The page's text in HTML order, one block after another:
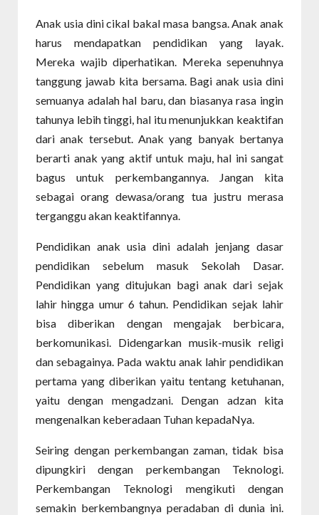
Anak usia dini cikal bakal masa bangsa. Anak anak
harus mendapatkan pendidikan yang layak.
Mereka wajib diperhatikan. Mereka sepenuhnya
tanggung jawab kita bersama. Bagi anak usia dini
semuanya adalah hal baru, dan biasanya rasa ingin
tahunya lebih tinggi, hal itu menunjukkan keaktifan
dari anak tersebut. Anak yang banyak bertanya
berarti anak yang aktif untuk maju, hal ini sangat
bagus untuk perkembangannya. Jangan kita
sebagai orang dewasa/orang tua justru merasa
terganggu akan keaktifannya.
Pendidikan anak usia dini adalah jenjang dasar
pendidikan sebelum masuk Sekolah Dasar.
Pendidikan yang ditujukan bagi anak dari sejak
lahir hingga umur 6 tahun. Pendidikan sejak lahir
bisa diberikan dengan mengajak berbicara,
berkomunikasi. Didengarkan musik-musik religi
dan sebagainya. Pada waktu anak lahir pendidikan
pertama yang diberikan yaitu tentang ketuhanan,
yaitu dengan mengadzani. Dengan adzan kita
mengenalkan keberadaan Tuhan kepadaNya.
Seiring dengan perkembangan zaman, tidak bisa
dipungkiri dengan perkembangan Teknologi.
Perkembangan Teknologi mengikuti dengan
semakin berkembangnya peradaban di dunia ini.